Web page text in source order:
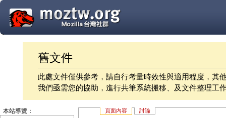
舊文件
此處文件僅供參考，請自行考量時效性與適用程度，其
我們亟需您的協助，進行共筆系統搬移、及文件整理工
頁面內容 討論
本站導覽：